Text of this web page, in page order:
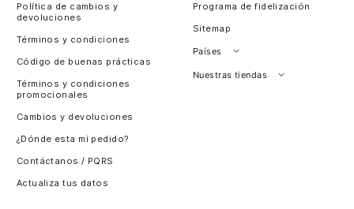
Política de cambios y
devoluciones
Términos y condiciones
Código de buenas prácticas
Términos y condiciones
promocionales
Cambios y devoluciones
¿Dónde esta mi pedido?
Contáctanos / PQRS
Actualiza tus datos
Programa de fidelización
Sitemap
Países
Perú
Nuestras tiendas